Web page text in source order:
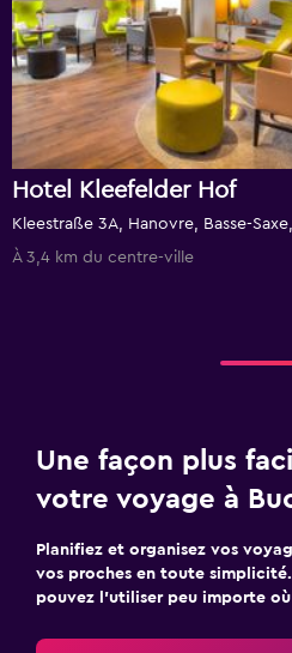
Hotel Kleefelder Hof
À 3,4 km du centre-ville
Une façon plus
votre voyage à
Planifiez et organisez vos
vos proches en toute
pouvez l’utiliser peu importe